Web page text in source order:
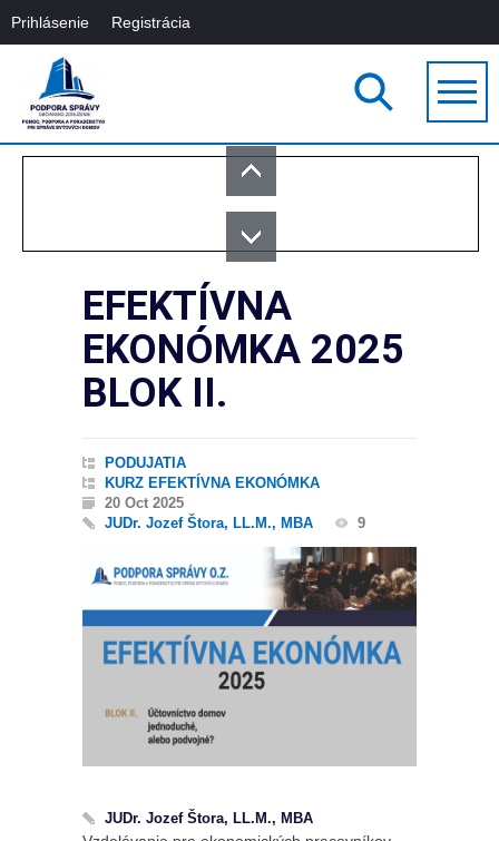
Prihlásenie Registrácia
EFEKTÍVNA
EKONÓMKA 2025
BLOK II.
PODUJATIA
KURZ EFEKTÍVNA EKONÓMKA
20 Oct 2025
JUDr. Jozef Štora, LL.M., MBA
9
JUDr. Jozef Štora, LL.M., MBA